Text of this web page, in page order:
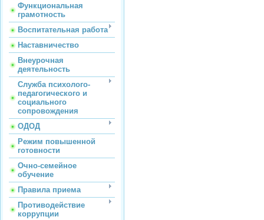
Функциональная
грамотность
Воспитательная работа
Наставничество
Внеурочная
деятельность
Служба психолого-
педагогического и
социального
сопровождения
ОДОД
Режим повышенной
готовности
Очно-семейное
обучение
Правила приема
Противодействие
коррупции